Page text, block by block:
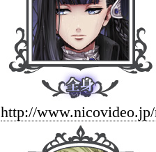
http://